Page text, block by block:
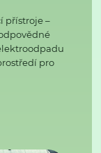
přístroje –
pro